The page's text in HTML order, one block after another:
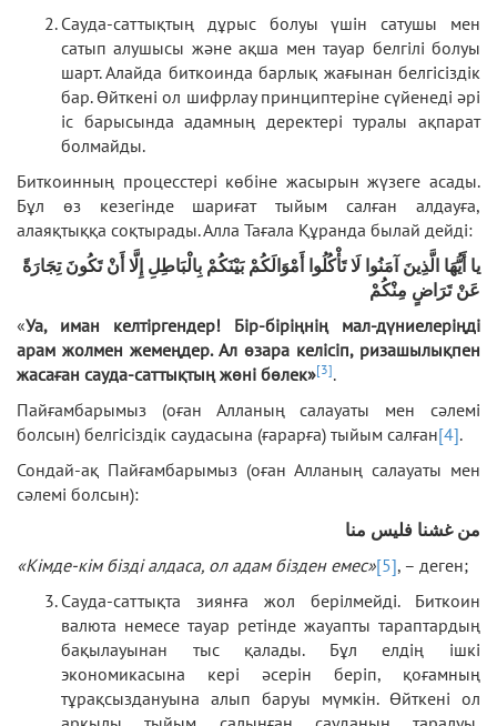
Сауда-саттықтың дұрыс болуы үшін сатушы мен
сатып алушысы және ақша мен тауар белгілі болуы
шарт. Алайда биткоинда барлық жағынан белгісіздік
бар. Өйткені ол шифрлау принциптеріне сүйенеді әрі
іс барысында адамның деректері туралы ақпарат
болмайды.
Биткоинның процесстері көбіне жасырын жүзеге асады.
Бұл өз кезегінде шариғат тыйым салған алдауға,
алаяқтыққа соқтырады. Алла Тағала Құранда былай дейді:
يا أَيُّهَا الَّذِينَ آمَنُوا لَا تَأْكُلُوا أَمْوَالَكُمْ بَيْنَكُمْ بِالْبَاطِلِ إِلَّا أَنْ تَكُونَ تِجَارَةً
عَنْ تَرَاضٍ مِنْكُمْ
«Уа, иман келтіргендер! Бір-біріңнің мал-дүниелеріңді
арам жолмен жемеңдер. Ал өзара келісіп, ризашылықпен
жасаған сауда-саттықтың жөні бөлек»[3].
Пайғамбарымыз (оған Алланың салауаты мен сәлемі
болсын) белгісіздік саудасына (ғарарға) тыйым салған[4].
Сондай-ақ Пайғамбарымыз (оған Алланың салауаты мен
сәлемі болсын):
من غشنا فليس منا
«Кімде-кім бізді алдаса, ол адам бізден емес»[5], – деген;
Сауда-саттықта зиянға жол берілмейді. Биткоин
валюта немесе тауар ретінде жауапты тараптардың
бақылауынан тыс қалады. Бұл елдің ішкі
экономикасына кері әсерін беріп, қоғамның
тұрақсыздануына алып баруы мүмкін. Өйткені ол